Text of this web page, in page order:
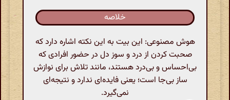
خلاصه
هوش مصنوعی: این بیت به این نکته اشاره دارد که
صحبت کردن از درد و سوز دل در حضور افرادی که
بی‌احساس و بی‌درد هستند، مانند تلاش برای نوازش
ساز بی‌جا است؛ یعنی فایده‌ای ندارد و نتیجه‌ای
نمی‌گیرد.